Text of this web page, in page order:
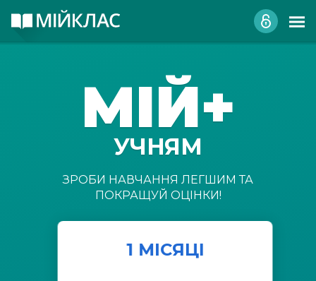
МІЙ+
УЧНЯМ
ЗРОБИ НАВЧАННЯ ЛЕГШИМ ТА
ПОКРАЩУЙ ОЦІНКИ!
1 МІСЯЦІ